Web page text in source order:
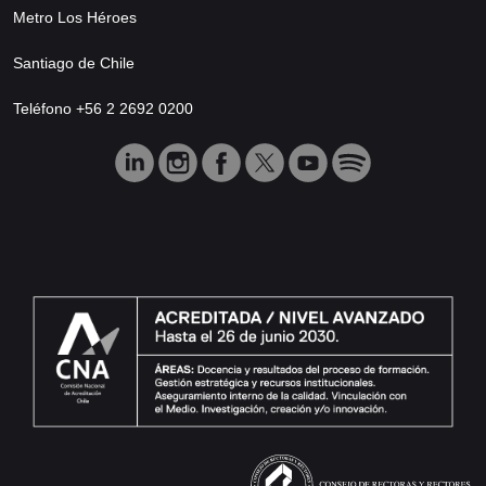
Metro Los Héroes
Santiago de Chile
Teléfono +56 2 2692 0200